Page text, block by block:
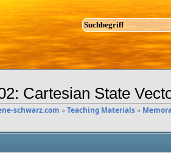
Cartesian State
schwarz.com »Teaching Materials»